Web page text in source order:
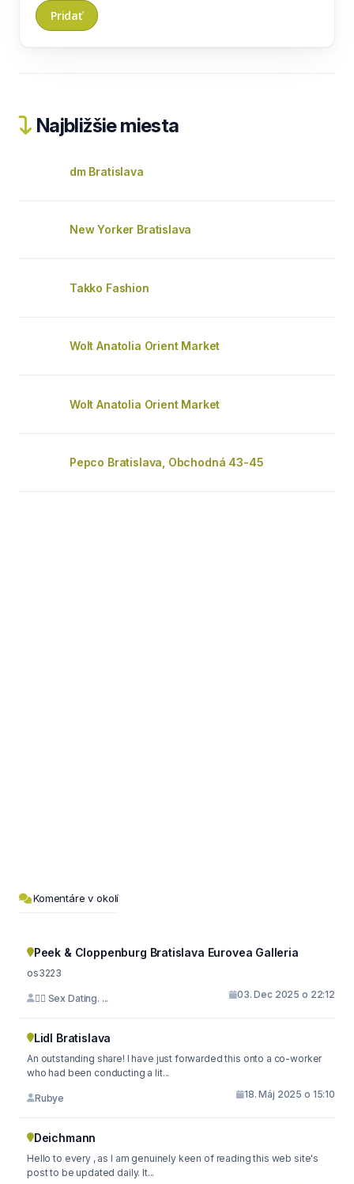
Najbližšie miesta
dm Bratislava
New Yorker Bratislava
Takko Fashion
Wolt Anatolia Orient Market
Wolt Anatolia Orient Market
Pepco Bratislava, Obchodná 43-45
Komentáre v okolí
Peek & Cloppenburg Bratislava Eurovea Galleria
os3223
🙇‍♀️ Sex Dating. ... 03. Dec 2025 o 22:12
Lidl Bratislava
An outstanding share! I have just forwarded this onto a co-worker
who had been conducting a lit...
Rubye 18. Máj 2025 o 15:10
Deichmann
Hello to every , as I am genuinely keen of reading this web site's
post to be updated daily. It...